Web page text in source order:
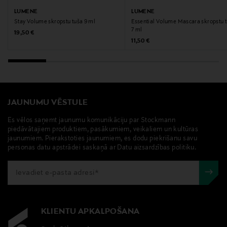
Ražotājvalsts
82356
Ražotājs
Lumene Oy
Ražotāja adrese
kuluttajapalvelu@lumene.com
LUMENE
Stay Volume skropstu tuša 9 ml
Original Price
19,50 €
LUMENE
Essential Volume Mascara skropstu
7 ml
Original Price
11,50 €
JAUNUMU VĒSTULE
Es vēlos saņemt jaunumu komunikāciju par Stockmann
piedāvātajiem produktiem, pasākumiem, veikaliem un kultūras
jaunumiem. Pierakstoties jaunumiem, es dodu piekrišanu savu
personas datu apstrādei saskaņā ar Datu aizsardzības politiku.
KLIENTU APKALPOŠANA